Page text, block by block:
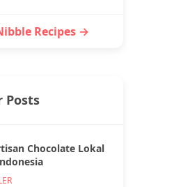
Recipes →
Posts
Chocolate Lokal